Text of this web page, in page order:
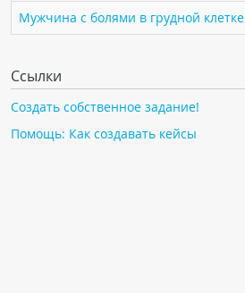
Спросить врача
Мужчина с болями в грудной клетке
Ссылки
Создать собственное задание!
Помощь: Как создавать кейсы